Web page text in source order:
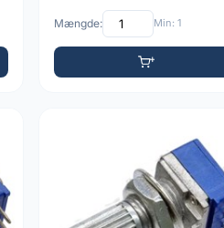
Mængde: Min: 1